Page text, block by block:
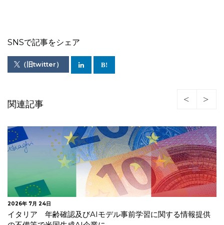
SNSで記事をシェア
（旧twitter）
関連記事
2026年 7月 24日
イタリア 年齢確認及びAIモデル事前学習に関する情報提供